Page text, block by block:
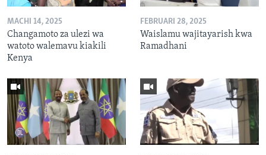
MACHI 14, 2025
Changamoto za ulezi wa
watoto walemavu kiakili
Kenya
FEBRUARI 28, 2025
Waislamu wajitayarish kwa
Ramadhani